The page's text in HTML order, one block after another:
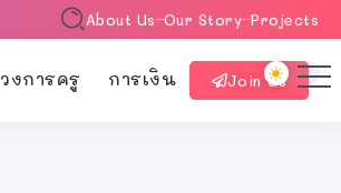
About Us Our Story Projects
วงการครู การเงิน Join Us